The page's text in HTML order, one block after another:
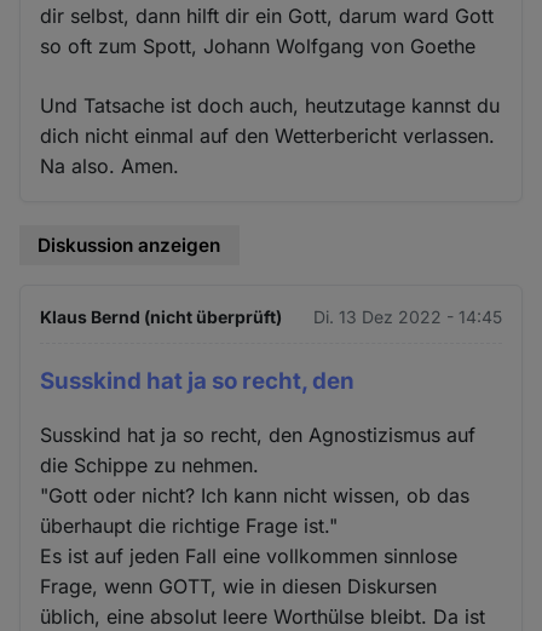
dir selbst, dann hilft dir ein Gott, darum ward Gott
so oft zum Spott, Johann Wolfgang von Goethe
Und Tatsache ist doch auch, heutzutage kannst du
dich nicht einmal auf den Wetterbericht verlassen.
Na also. Amen.
Diskussion anzeigen
Klaus Bernd (nicht überprüft) Di. 13 Dez 2022 - 14:45
Susskind hat ja so recht, den
Susskind hat ja so recht, den Agnostizismus auf
die Schippe zu nehmen.
"Gott oder nicht? Ich kann nicht wissen, ob das
überhaupt die richtige Frage ist."
Es ist auf jeden Fall eine vollkommen sinnlose
Frage, wenn GOTT, wie in diesen Diskursen
üblich, eine absolut leere Worthülse bleibt. Da ist